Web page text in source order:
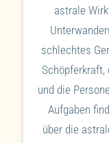
astrale
schlechtes
Schöpferkraft,
und die
Aufgaben
über die